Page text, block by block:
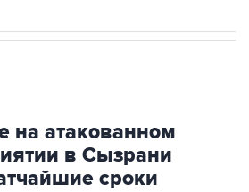
на атакованном
в Сызрани
сроки